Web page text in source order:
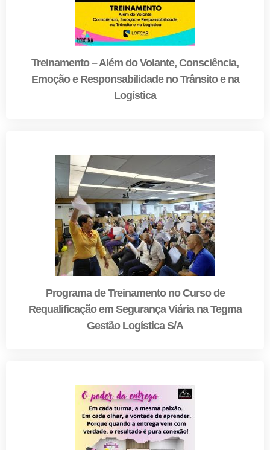
Treinamento – Além do Volante, Consciência,
Emoção e Responsabilidade no Trânsito e na
Logística
Programa de Treinamento no Curso de
Requalificação em Segurança Viária na Tegma
Gestão Logística S/A